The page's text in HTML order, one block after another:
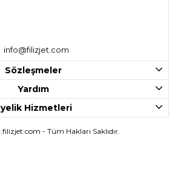
info@filizjet.com
Sözleşmeler
Yardım
Hizmetleri
- Tüm Hakları Saklıdır.